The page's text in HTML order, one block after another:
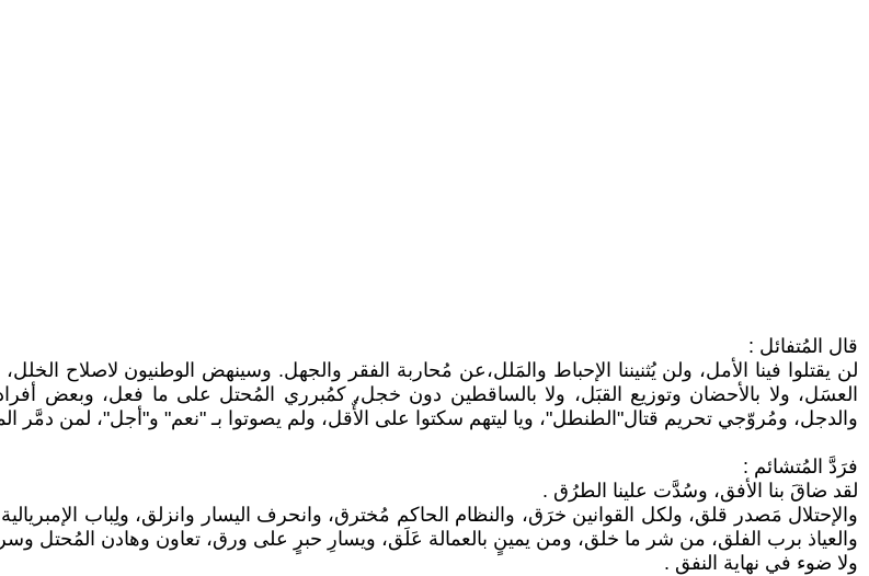
قال المُتفائل :
لن يقتلوا فينا الأمل، ولن يُثنيننا الإحباط والمَلل،عن مُحاربة الفقر والجهل. وسينهض الوطنيون لاصلاح
العسَل، ولا بالأحضان وتوزيع القبَل، ولا بالساقطين دون خجل، كمُبرري المُحتل على ما فعل، وبعض أفراد
والدجل، ومُروّجي تحريم قتال"الطنطل"، ويا ليتهم سكتوا على الأٌقل، ولم يصوتوا بـ "نعم" و"أجل"، لمن دمَّر
فرَدَّ المُتشائم :
لقد ضاقَ بنا الأفق، وسُدَّت علينا الطرُق .
والإحتلال مَصدر قلق، ولكل القوانين خرَق، والنظام الحاكم مُخترق، وانحرف اليسار وانزلق، ولِباب
والعياذ برب الفلق، من شر ما خلق، ومن يمينٍ بالعمالة عَلَق، ويسارِ حبرٍ على ورق، تعاون وهادن المُحتل
ولا ضوء في نهاية النفق .